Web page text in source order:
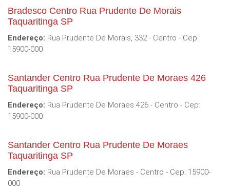
Bradesco Centro Rua Prudente De Morais
Taquaritinga SP
Endereço: Rua Prudente De Morais, 332 - Centro - Cep:
15900-000
Santander Centro Rua Prudente De Moraes 426
Taquaritinga SP
Endereço: Rua Prudente De Moraes 426 - Centro - Cep:
15900-000
Santander Centro Rua Prudente De Moraes
Taquaritinga SP
Endereço: Rua Prudente De Moraes - Centro - Cep: 15900-
000